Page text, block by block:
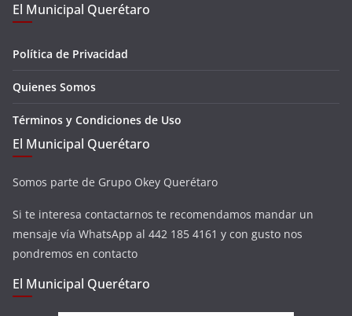
El Municipal Querétaro
Política de Privacidad
Quienes Somos
Términos y Condiciones de Uso
El Municipal Querétaro
Somos parte de Grupo Okey Querétaro
Si te interesa contactarnos te recomendamos mandar un
mensaje vía WhatsApp al 442 185 4161 y con gusto nos
pondremos en contacto
El Municipal Querétaro